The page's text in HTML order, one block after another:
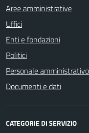
Aree amministrative
Uffici
Enti e fondazioni
Politici
Personale amministrativo
Documenti e dati
CATEGORIE DI SERVIZIO